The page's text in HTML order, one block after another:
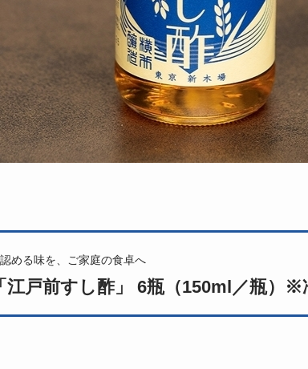
める味を、ご家庭の食卓へ
江戸前すし酢」 6瓶（150ml／瓶）※